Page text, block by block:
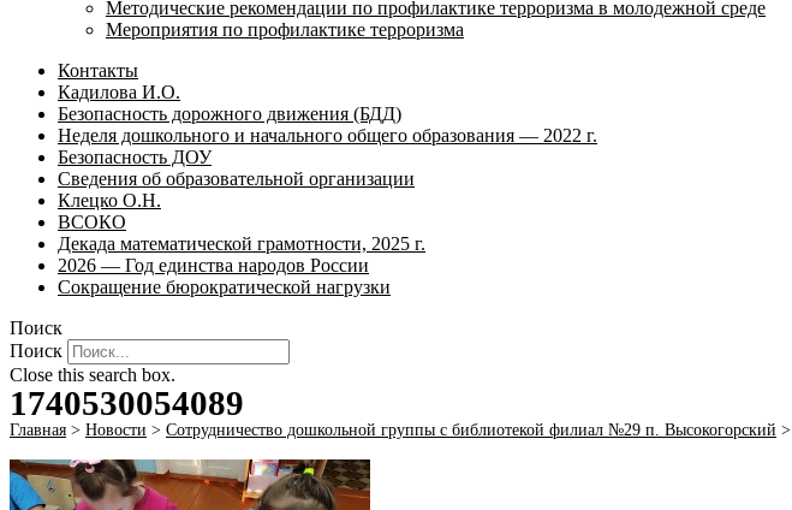
Методические рекомендации по профилактике терроризма в молодежной среде
Мероприятия по профилактике терроризма
Контакты
Кадилова И.О.
Безопасность дорожного движения (БДД)
Неделя дошкольного и начального общего образования — 2022 г.
Безопасность ДОУ
Сведения об образовательной организации
Клецко О.Н.
ВСОКО
Декада математической грамотности, 2025 г.
2026 — Год единства народов России
Сокращение бюрократической нагрузки
Поиск
Поиск
Close this search box.
1740530054089
Главная > Новости > Сотрудничество дошкольной группы с библиотекой филиал №29 п. Высокогорский >